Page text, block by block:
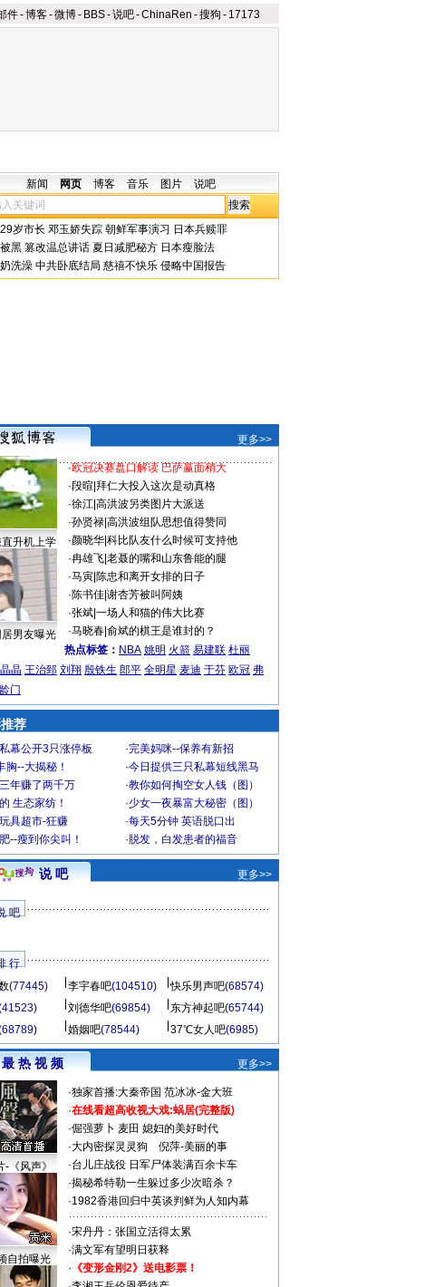
件-博客-微博- BBS-说吧-ChinaRen -搜狗 - 17173
新闻 网页 博客 音乐 图片 说吧
岁市长 邓玉娇失踪 朝鲜军事演习 日本兵赎罪
黑 篡改温总讲话 夏日减肥秘方 日本瘦脸法
洗澡 中共卧底结局 慈禧不快乐 侵略中国报告
更多>>
升机上学
男友曝光
·欧冠决赛盘口解读 巴萨赢面稍大
·段暄 拜仁大投入这次是动真格
·徐江| 高洪波另类图片大派送
·孙贤禄| 高洪波组队思想值得赞同
·颜晓华| 科比队友什么时候可支持他
·冉雄飞| 老聂的嘴和山东鲁能的腿
·马寅| 陈忠和离开女排的日子
·陈书佳| 谢杏芳被叫阿姨
·张斌| 一场人和猫的伟大比赛
·马晓春| 俞斌的棋王是谁封的？
热点标签： NBA 姚明 火箭 易建联 杜丽
晶 王治郅 刘翔 殷铁生 郎平 全明星 麦迪 于芬 欧冠 弗
门
荐
幕公开3只涨停板 ·完美妈咪--保养有新招
胸--大揭秘！ ·今日提供三只私幕短线黑马
年赚了两千万 ·教你如何掏空女人钱（图）
生态家纺！ ·少女一夜暴富大秘密（图）
具超市-狂赚 ·每天5分钟 英语脱口出
--瘦到你尖叫！ · 脱发，白发患者的福音
说 吧 更多>>
吧
行
(77445) 李宇春吧(104510) 快乐男声吧(68574)
刘德华吧(69854) 东方神起吧(65744)
婚姻吧(78544) 37℃女人吧(6985)
最 热 视 频 更多>>
-《风声》
自拍曝光
·独家首播:大秦帝国 范冰冰-金大班
·在线看超高收视大戏:蜗居(完整版)
·倔强萝卜 麦田 媳妇的美好时代
·大内密探灵灵狗
倪萍-美丽的事
·台儿庄战役 日军尸体装满百余卡车
·揭秘希特勒一生躲过多少次暗杀？
·1982香港回归中英谈判鲜为人知内幕
·宋丹丹：张国立活得太累
·满文军有望明日获释
· 《变形金刚2》送电影票！